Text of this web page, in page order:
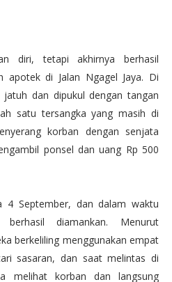
diri, tetapi akhirnya berhasil
apotek di Jalan Ngagel Jaya. Di
dan dipukul dengan tangan
satu tersangka yang masih di
korban dengan senjata
ponsel dan uang Rp 500
4 September, dan dalam waktu
diamankan. Menurut
berkeliling menggunakan empat
sasaran, dan saat melintas di
melihat korban dan langsung